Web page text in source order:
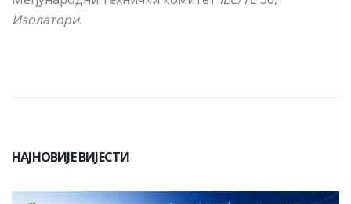
Изолатори.
НАЈНОВИЈЕ ВИЈЕСТИ